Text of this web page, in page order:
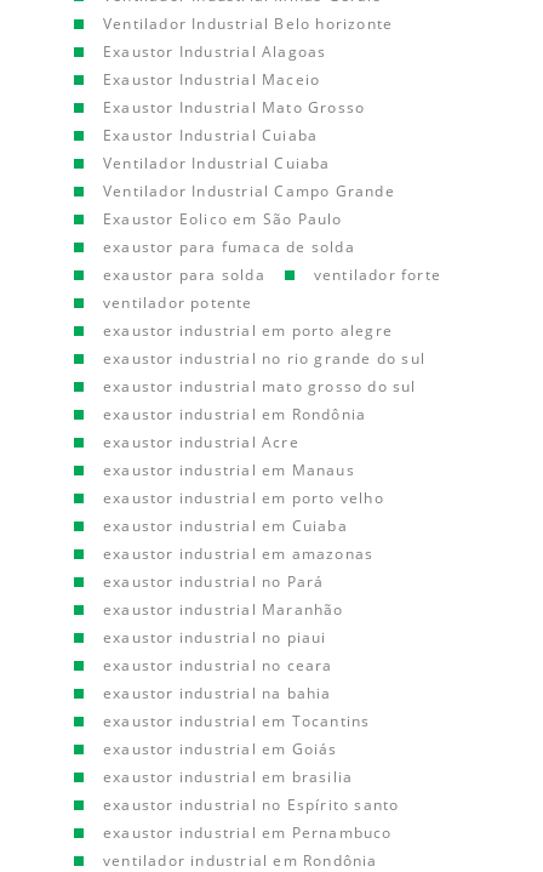
Ventilador Industrial Belo horizonte
Exaustor Industrial Alagoas
Exaustor Industrial Maceio
Exaustor Industrial Mato Grosso
Exaustor Industrial Cuiaba
Ventilador Industrial Cuiaba
Ventilador Industrial Campo Grande
Exaustor Eolico em São Paulo
exaustor para fumaca de solda
exaustor para solda
ventilador forte
ventilador potente
exaustor industrial em porto alegre
exaustor industrial no rio grande do sul
exaustor industrial mato grosso do sul
exaustor industrial em Rondônia
exaustor industrial Acre
exaustor industrial em Manaus
exaustor industrial em porto velho
exaustor industrial em Cuiaba
exaustor industrial em amazonas
exaustor industrial no Pará
exaustor industrial Maranhão
exaustor industrial no piaui
exaustor industrial no ceara
exaustor industrial na bahia
exaustor industrial em Tocantins
exaustor industrial em Goiás
exaustor industrial em brasilia
exaustor industrial no Espírito santo
exaustor industrial em Pernambuco
ventilador industrial em Rondônia